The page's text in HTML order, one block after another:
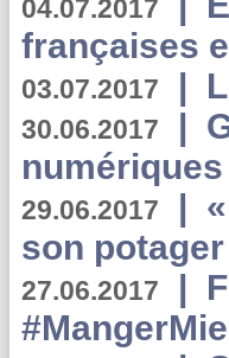
04.07.2017
françaises
03.07.2017 |
30.06.2017 |
numériques
29.06.2017 |
son potager
27.06.2017 |